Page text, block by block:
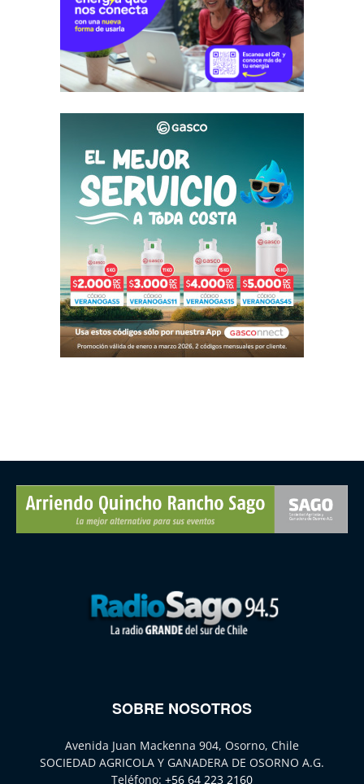
SOBRE NOSOTROS
Avenida Juan Mackenna 904, Osorno, Chile
SOCIEDAD AGRICOLA Y GANADERA DE OSORNO A.G.
Teléfono: +56 64 223 2160